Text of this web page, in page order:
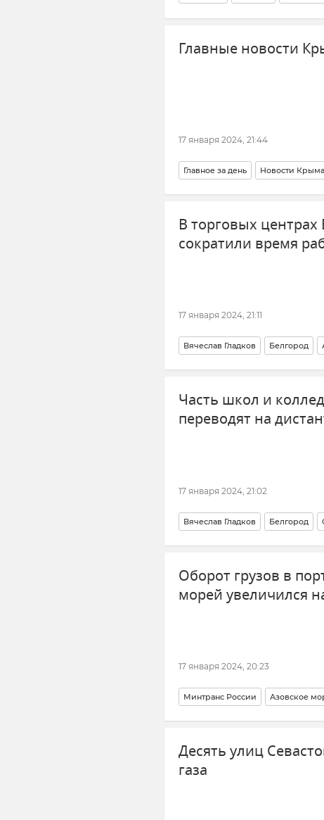
ВСУ (Вооруженные силы
Главные новости
17 января 2024, 21:44
Главное за день Новости Крыма
Симферополь Погода в Крыму
Крымский мост Севастополь
В торговых центрах
сократили время
17 января 2024, 21:11
Вячеслав Гладков Белгород
РГО (Русское географическое
Часть школ и
переводят на
17 января 2024, 21:02
Вячеслав Гладков Белгород
Образование в России Школа
Оборот грузов в
морей увеличился
17 января 2024, 20:23
Минтранс России Азовское
Десять улиц
газа